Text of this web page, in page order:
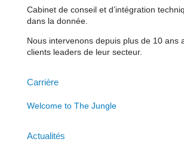
Cabinet de conseil et d’intégration
dans la donnée.
Nous intervenons depuis plus de 10 ans
clients leaders de leur secteur.
Carrière
Welcome to The Jungle
Actualités